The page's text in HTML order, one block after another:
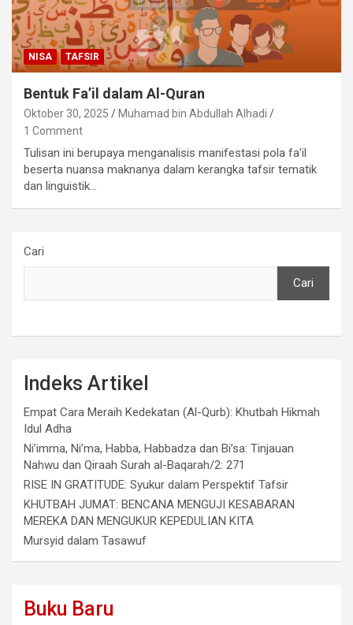
NISA TAFSIR
Bentuk Fa’il dalam Al-Quran
Oktober 30, 2025
Muhamad bin Abdullah Alhadi
1 Comment
Tulisan ini berupaya menganalisis manifestasi pola fa'il
beserta nuansa maknanya dalam kerangka tafsir tematik
dan linguistik…
Cari
Cari
Indeks Artikel
Empat Cara Meraih Kedekatan (Al-Qurb): Khutbah Hikmah
Idul Adha
Ni’imma, Ni’ma, Habba, Habbadza dan Bi’sa: Tinjauan
Nahwu dan Qiraah Surah al-Baqarah/2: 271
RISE IN GRATITUDE: Syukur dalam Perspektif Tafsir
KHUTBAH JUMAT: BENCANA MENGUJI KESABARAN
MEREKA DAN MENGUKUR KEPEDULIAN KITA
Mursyid dalam Tasawuf
Buku Baru